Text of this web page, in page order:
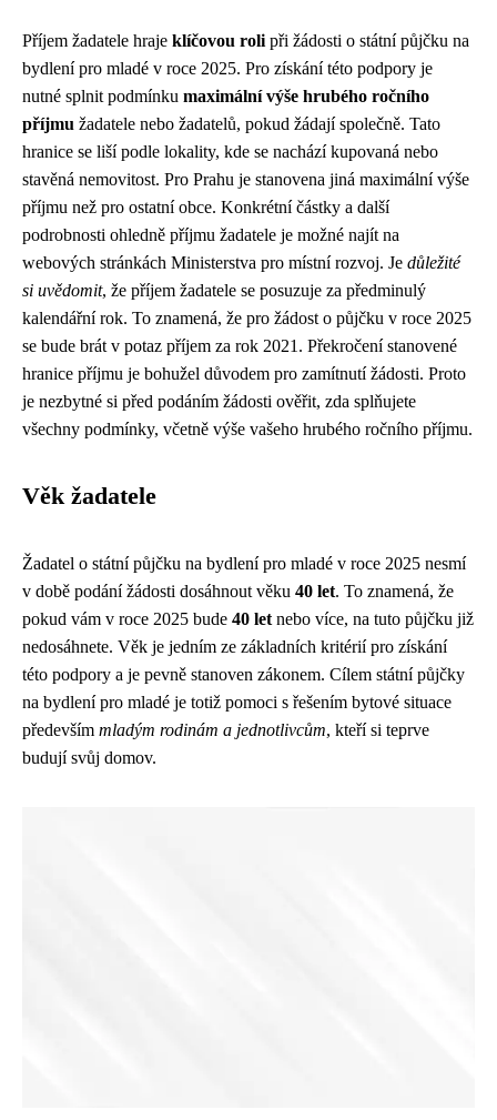
Příjem žadatele hraje klíčovou roli při žádosti o státní půjčku na
bydlení pro mladé v roce 2025. Pro získání této podpory je
nutné splnit podmínku maximální výše hrubého ročního
příjmu žadatele nebo žadatelů, pokud žádají společně. Tato
hranice se liší podle lokality, kde se nachází kupovaná nebo
stavěná nemovitost. Pro Prahu je stanovena jiná maximální výše
příjmu než pro ostatní obce. Konkrétní částky a další
podrobnosti ohledně příjmu žadatele je možné najít na
webových stránkách Ministerstva pro místní rozvoj. Je důležité
si uvědomit, že příjem žadatele se posuzuje za předminulý
kalendářní rok. To znamená, že pro žádost o půjčku v roce 2025
se bude brát v potaz příjem za rok 2021. Překročení stanovené
hranice příjmu je bohužel důvodem pro zamítnutí žádosti. Proto
je nezbytné si před podáním žádosti ověřit, zda splňujete
všechny podmínky, včetně výše vašeho hrubého ročního příjmu.
Věk žadatele
Žadatel o státní půjčku na bydlení pro mladé v roce 2025 nesmí
v době podání žádosti dosáhnout věku 40 let. To znamená, že
pokud vám v roce 2025 bude 40 let nebo více, na tuto půjčku již
nedosáhnete. Věk je jedním ze základních kritérií pro získání
této podpory a je pevně stanoven zákonem. Cílem státní půjčky
na bydlení pro mladé je totiž pomoci s řešením bytové situace
především mladým rodinám a jednotlivcům, kteří si teprve
budují svůj domov.